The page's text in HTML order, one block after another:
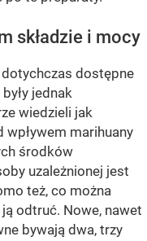
składzie i mocy
dostępne
jednak
wiedzieli jak
marihuany
środków
uzależnionej jest
też, co można
odtruć. Nowe, nawet
bywają dwa, trzy